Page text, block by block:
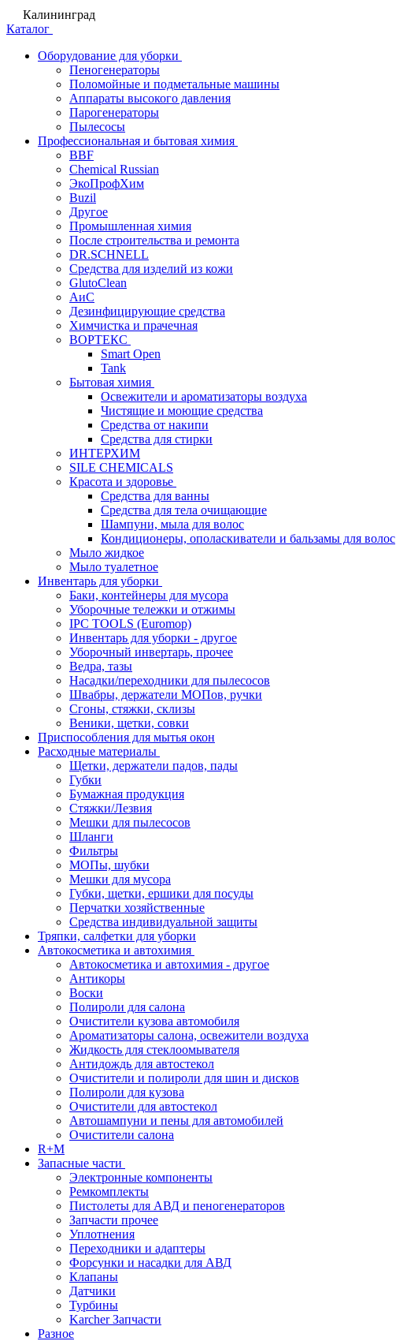
Калининград
Каталог
Оборудование для уборки
Пеногенераторы
Поломойные и подметальные машины
Аппараты высокого давления
Парогенераторы
Пылесосы
Профессиональная и бытовая химия
BBF
Chemical Russian
ЭкоПрофХим
Buzil
Другое
Промышленная химия
После строительства и ремонта
DR.SCHNELL
Средства для изделий из кожи
GlutoClean
АиС
Дезинфицирующие средства
Химчистка и прачечная
ВОРТЕКС
Smart Open
Tank
Бытовая химия
Освежители и ароматизаторы воздуха
Чистящие и моющие средства
Средства от накипи
Средства для стирки
ИНТЕРХИМ
SILE CHEMICALS
Красота и здоровье
Средства для ванны
Средства для тела очищающие
Шампуни, мыла для волос
Кондиционеры, ополаскиватели и бальзамы для волос
Мыло жидкое
Мыло туалетное
Инвентарь для уборки
Баки, контейнеры для мусора
Уборочные тележки и отжимы
IPC TOOLS (Euromop)
Инвентарь для уборки - другое
Уборочный инвертарь, прочее
Ведра, тазы
Насадки/переходники для пылесосов
Швабры, держатели МОПов, ручки
Сгоны, стяжки, склизы
Веники, щетки, совки
Приспособления для мытья окон
Расходные материалы
Щетки, держатели падов, пады
Губки
Бумажная продукция
Стяжки/Лезвия
Мешки для пылесосов
Шланги
Фильтры
МОПы, шубки
Мешки для мусора
Губки, щетки, ершики для посуды
Перчатки хозяйственные
Средства индивидуальной защиты
Тряпки, салфетки для уборки
Автокосметика и автохимия
Автокосметика и автохимия - другое
Антикоры
Воски
Полироли для салона
Очистители кузова автомобиля
Ароматизаторы салона, освежители воздуха
Жидкость для стеклоомывателя
Антидождь для автостекол
Очистители и полироли для шин и дисков
Полироли для кузова
Очистители для автостекол
Автошампуни и пены для автомобилей
Очистители салона
R+M
Запасные части
Электронные компоненты
Ремкомплекты
Пистолеты для АВД и пеногенераторов
Запчасти прочее
Уплотнения
Переходники и адаптеры
Форсунки и насадки для АВД
Клапаны
Датчики
Турбины
Karcher Запчасти
Разное